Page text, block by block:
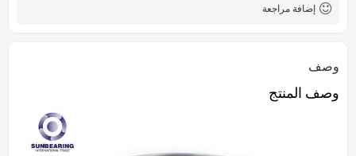
إضافة مراجعة
وصف
وصف المنتج